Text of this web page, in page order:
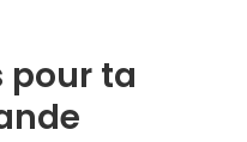
pour ta